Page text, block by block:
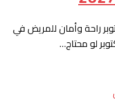
راحة وأمان للمريض في
لو محتاج…